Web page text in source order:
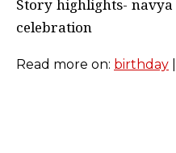
Story highlights-
celebration
Read more on: birthday